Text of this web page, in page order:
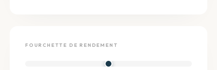
FOURCHETTE DE RENDEMENT